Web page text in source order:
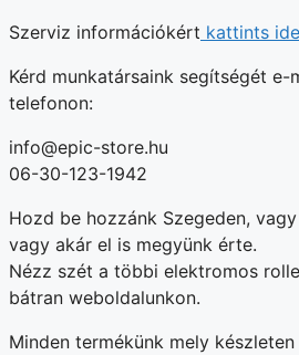
Szerviz információkért kattints
Kérd munkatársaink segítségét e-
telefonon:
info@epic-store.hu
06-30-123-1942
Hozd be hozzánk Szegeden,
vagy akár el is megyünk érte.
Nézz szét a többi elektromos
bátran weboldalunkon.
Minden termékünk mely